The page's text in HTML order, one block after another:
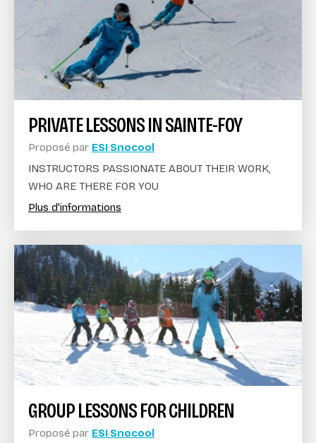
PRIVATE LESSONS IN SAINTE-FOY
Proposé par ESI Snocool
INSTRUCTORS PASSIONATE ABOUT THEIR WORK,
WHO ARE THERE FOR YOU
Plus d'informations
GROUP LESSONS FOR CHILDREN
Proposé par ESI Snocool